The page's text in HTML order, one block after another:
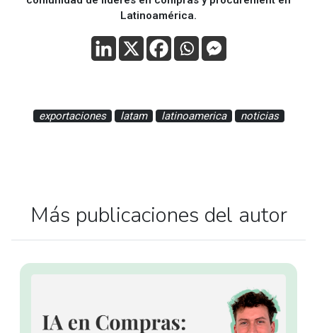
Latinoamérica.
exportaciones latam latinoamerica noticias
Más publicaciones del autor